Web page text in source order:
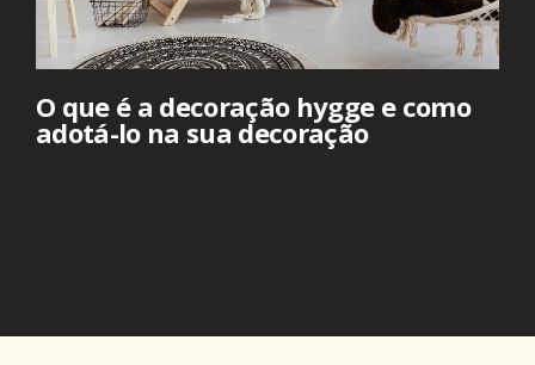
O que é a decoração hygge e como
adotá-lo na sua decoração